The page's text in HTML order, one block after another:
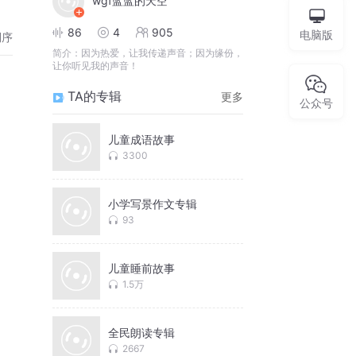
86 4 905
简介： 因为热爱，让我传递声音；因为缘份，
让你听见我的声音！
TA的专辑 更多
儿童成语故事
3300
小学写景作文专辑
93
儿童睡前故事
1.5万
全民朗读专辑
2667
电脑版
公众号